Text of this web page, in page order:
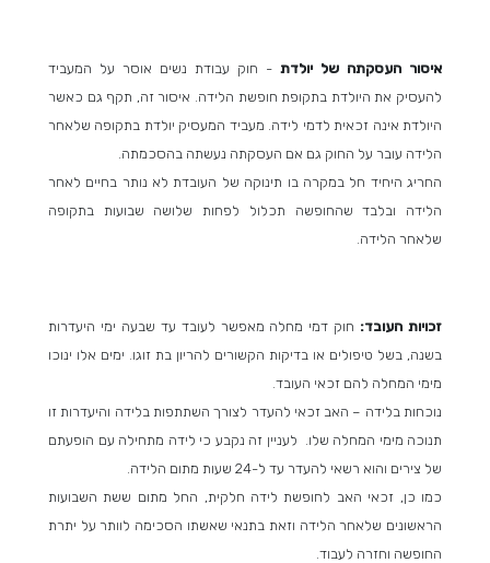
איסור העסקתה של יולדת - חוק עבודת נשים אוסר על המעביד
להעסיק את היולדת בתקופת חופשת הלידה. איסור זה, תקף גם כאשר
היולדת אינה זכאית לדמי לידה. מעביד המעסיק יולדת בתקופה שלאחר
הלידה עובר על החוק גם אם העסקתה נעשתה בהסכמתה.
החריג היחיד חל במקרה בו תינוקה של העובדת לא נותר בחיים לאחר
הלידה ובלבד שהחופשה תכלול לפחות שלושה שבועות בתקופה
שלאחר הלידה.
זכויות העובד: חוק דמי מחלה מאפשר לעובד עד שבעה ימי היעדרות
בשנה, בשל טיפולים או בדיקות הקשורים להריון בת זוגו. ימים אלו ינוכו
מימי המחלה להם זכאי העובד.
נוכחות בלידה – האב זכאי להעדר לצורך השתתפות בלידה והיעדרות זו
תנוכה מימי המחלה שלו. לעניין זה נקבע כי לידה מתחילה עם הופעתם
של צירים והוא רשאי להעדר עד ל-24 שעות מתום הלידה.
כמו כן, זכאי האב לחופשת לידה חלקית, החל מתום ששת השבועות
הראשונים שלאחר הלידה וזאת בתנאי שאשתו הסכימה לוותר על יתרת
החופשה וחזרה לעבוד.